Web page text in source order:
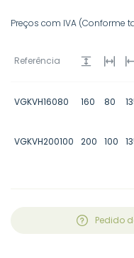
Preços com IVA (Conforme
Referência
VGKVH16080 160 80
VGKVH200100 200 100
Pedido